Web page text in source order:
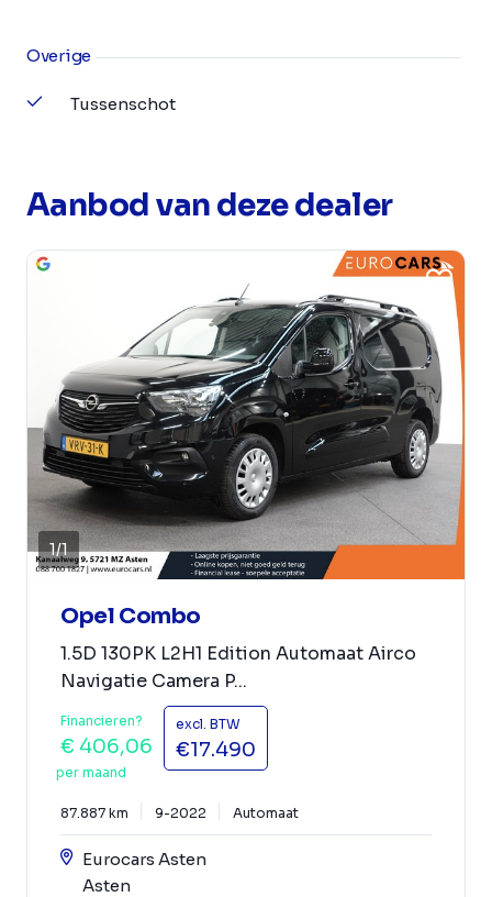
Overige
Tussenschot
Aanbod van deze dealer
1/1
Opel Combo
1.5D 130PK L2H1 Edition Automaat Airco
Navigatie Camera P...
Financieren?
€ 406,06
per maand
excl. BTW
€17.490
87.887 km 9-2022 Automaat
Eurocars Asten
Asten